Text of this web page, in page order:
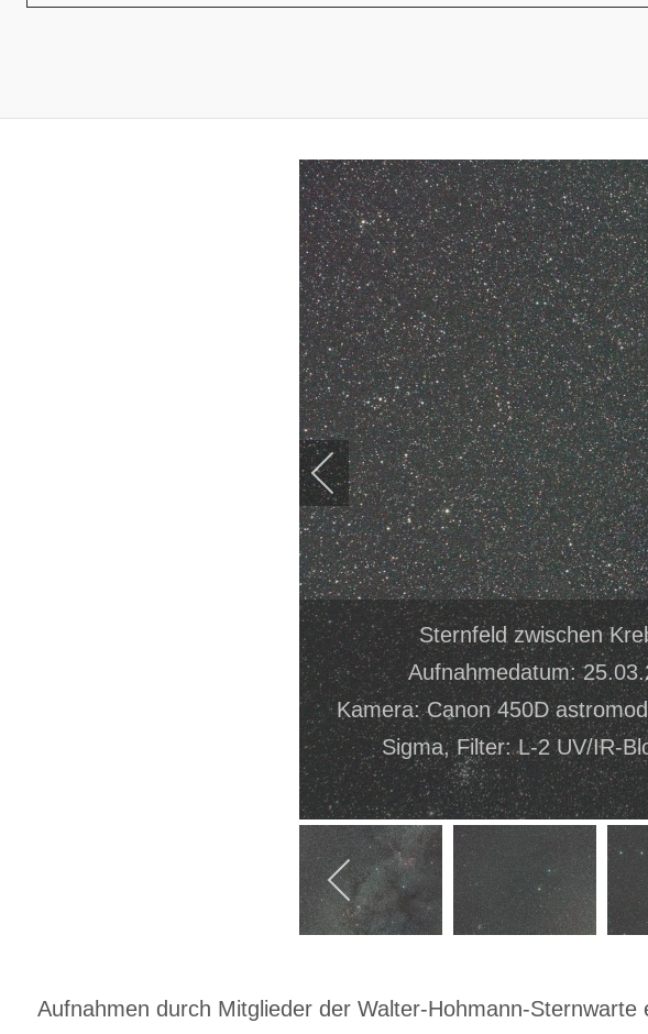
Sternfeld zwischen
Aufnahmedatum:
Kamera: Canon 450D
Sigma, Filter: L-2 UV/IR-
Aufnahmen durch Mitglieder der Walter-Hohmann-